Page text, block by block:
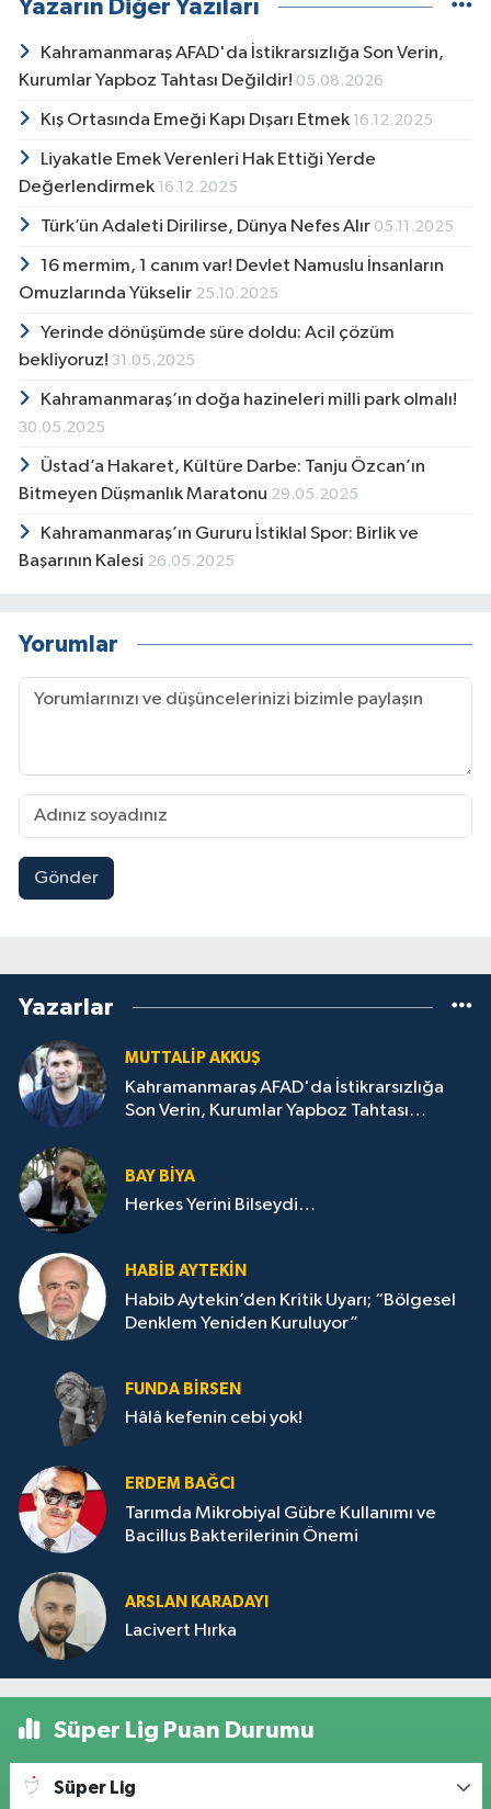
Yazarın Diğer Yazıları
Kahramanmaraş AFAD'da İstikrarsızlığa Son Verin,
Kurumlar Yapboz Tahtası Değildir! 05.08.2026
Kış Ortasında Emeği Kapı Dışarı Etmek 16.12.2025
Liyakatle Emek Verenleri Hak Ettiği Yerde
Değerlendirmek 16.12.2025
Türk’ün Adaleti Dirilirse, Dünya Nefes Alır 05.11.2025
16 mermim, 1 canım var! Devlet Namuslu İnsanların
Omuzlarında Yükselir 25.10.2025
Yerinde dönüşümde süre doldu: Acil çözüm
bekliyoruz! 31.05.2025
Kahramanmaraş’ın doğa hazineleri milli park olmalı!
30.05.2025
Üstad’a Hakaret, Kültüre Darbe: Tanju Özcan’ın
Bitmeyen Düşmanlık Maratonu 29.05.2025
Kahramanmaraş’ın Gururu İstiklal Spor: Birlik ve
Başarının Kalesi 26.05.2025
Yorumlar
Gönder
Yazarlar
MUTTALİP AKKUŞ
Kahramanmaraş AFAD'da İstikrarsızlığa
Son Verin, Kurumlar Yapboz Tahtası
BAY BIYA
Herkes Yerini Bilseydi…
HABIB AYTEKIN
Habib Aytekin’den Kritik Uyarı; “Bölgesel
Denklem Yeniden Kuruluyor”
FUNDA BIRSEN
Hâlâ kefenin cebi yok!
ERDEM BAĞCI
Tarımda Mikrobiyal Gübre Kullanımı ve
Bacillus Bakterilerinin Önemi
ARSLAN KARADAYI
Lacivert Hırka
Süper Lig Puan Durumu
Süper Lig